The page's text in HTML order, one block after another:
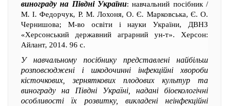
винограду на Півдні України: навчальний посібник /
М. І. Федорчук, Р. М. Лохоня, О. Є. Марковська, Є. О.
Чернишова; М-во освіти і науки України, ДВНЗ
«Херсонський державний аграрний ун-т». Херсон:
Айлант, 2014. 96 с.
У навчальному посібнику представлені найбільш
розповсюджені і шкодочинні інфекційні хвороби
кісточкових, зерняткових плодових культур та
винограду на Півдні Україні, надані біоекологічні
особливості їх розвитку, викладені неінфекційні